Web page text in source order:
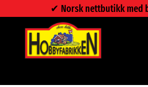
✔︎ Norsk nettbutikk med